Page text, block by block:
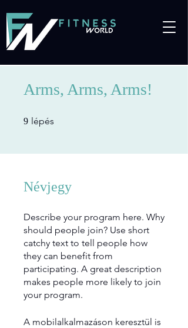
Arms, Arms, Arms!
9 lépés
Névjegy
Describe your program here. Why
should people join? Use short
catchy text to tell people how
they can benefit from
participating. A great description
makes people more likely to join
your program.
A mobilalkalmazáson keresztül is